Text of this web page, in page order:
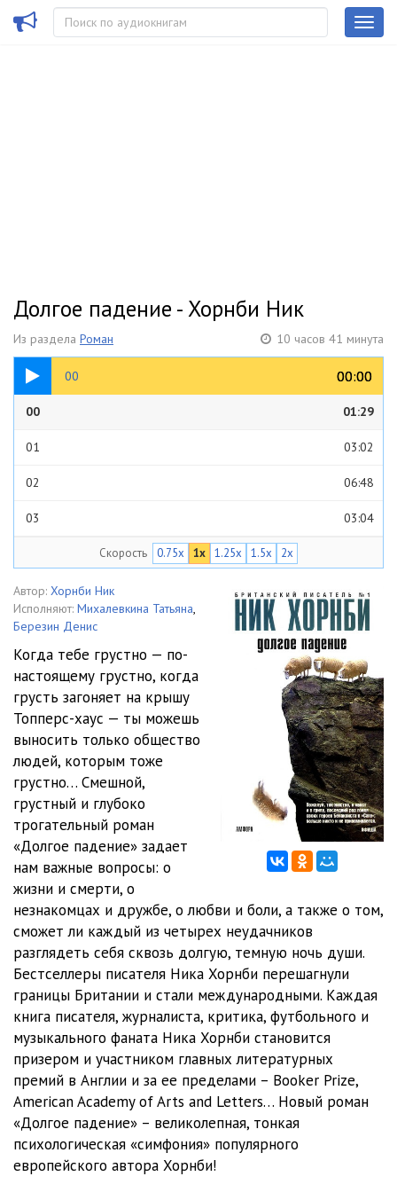
Долгое падение - Хорнби Ник
Из раздела Роман 10 часов 41 минута
00 00:00
00:00
01:29
00 01:29
01 03:02
02 06:48
03 03:04
05 06:57
06 04:02
07 10:42
08 02:16
03:29
10 06:29
11 14:00
12 05:08
13
14 06:02
16 12:49
17 08:30
18
19 11:23
20
Скорость 0.75x 1x 1.25x 1.5x 2x
Автор: Хорнби Ник
Исполняют: Михалевкина Татьяна,
Березин Денис
Когда тебе грустно — по-
настоящему грустно, когда
грусть загоняет на крышу
Топперс-хаус — ты можешь
выносить только общество
людей, которым тоже
грустно… Смешной,
грустный и глубоко
трогательный роман
«Долгое падение» задает
нам важные вопросы: о
жизни и смерти, о
незнакомцах и дружбе, о любви и боли, а также о том,
сможет ли каждый из четырех неудачников
разглядеть себя сквозь долгую, темную ночь души.
Бестселлеры писателя Ника Хорнби перешагнули
границы Британии и стали международными. Каждая
книга писателя, журналиста, критика, футбольного и
музыкального фаната Ника Хорнби становится
призером и участником главных литературных
премий в Англии и за ее пределами – Booker Prize,
American Academy of Arts and Letters… Новый роман
«Долгое падение» – великолепная, тонкая
психологическая «симфония» популярного
европейского автора Хорнби!